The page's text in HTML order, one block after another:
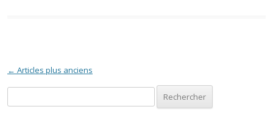
Navigation des articles
← Articles plus anciens